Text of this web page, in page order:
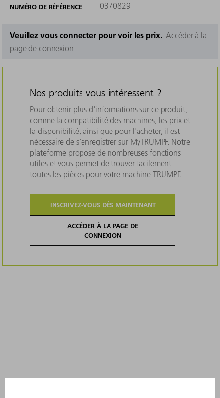
NUMÉRO DE RÉFÉRENCE 0370829
Veuillez vous connecter pour voir les prix. Accéder à la
page de connexion
Nos produits vous intéressent ?
Pour obtenir plus d'informations sur ce produit,
comme la compatibilité des machines, les prix et
la disponibilité, ainsi que pour l'acheter, il est
nécessaire de s'enregistrer sur MyTRUMPF. Notre
plateforme propose de nombreuses fonctions
utiles et vous permet de trouver facilement
toutes les pièces pour votre machine TRUMPF.
INSCRIVEZ-VOUS DÈS MAINTENANT
ACCÉDER À LA PAGE DE
CONNEXION